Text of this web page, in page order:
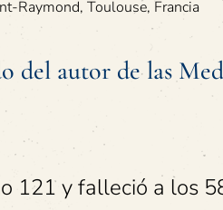
Raymond, Toulouse, Francia
del autor de las
121 y falleció a los